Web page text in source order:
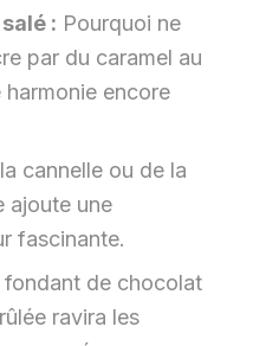
: Pourquoi ne
par du caramel au
harmonie encore
cannelle ou de la
ajoute une
fascinante.
de chocolat
ravira les